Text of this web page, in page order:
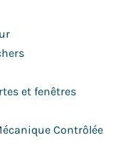
et fenêtres
Contrôlée